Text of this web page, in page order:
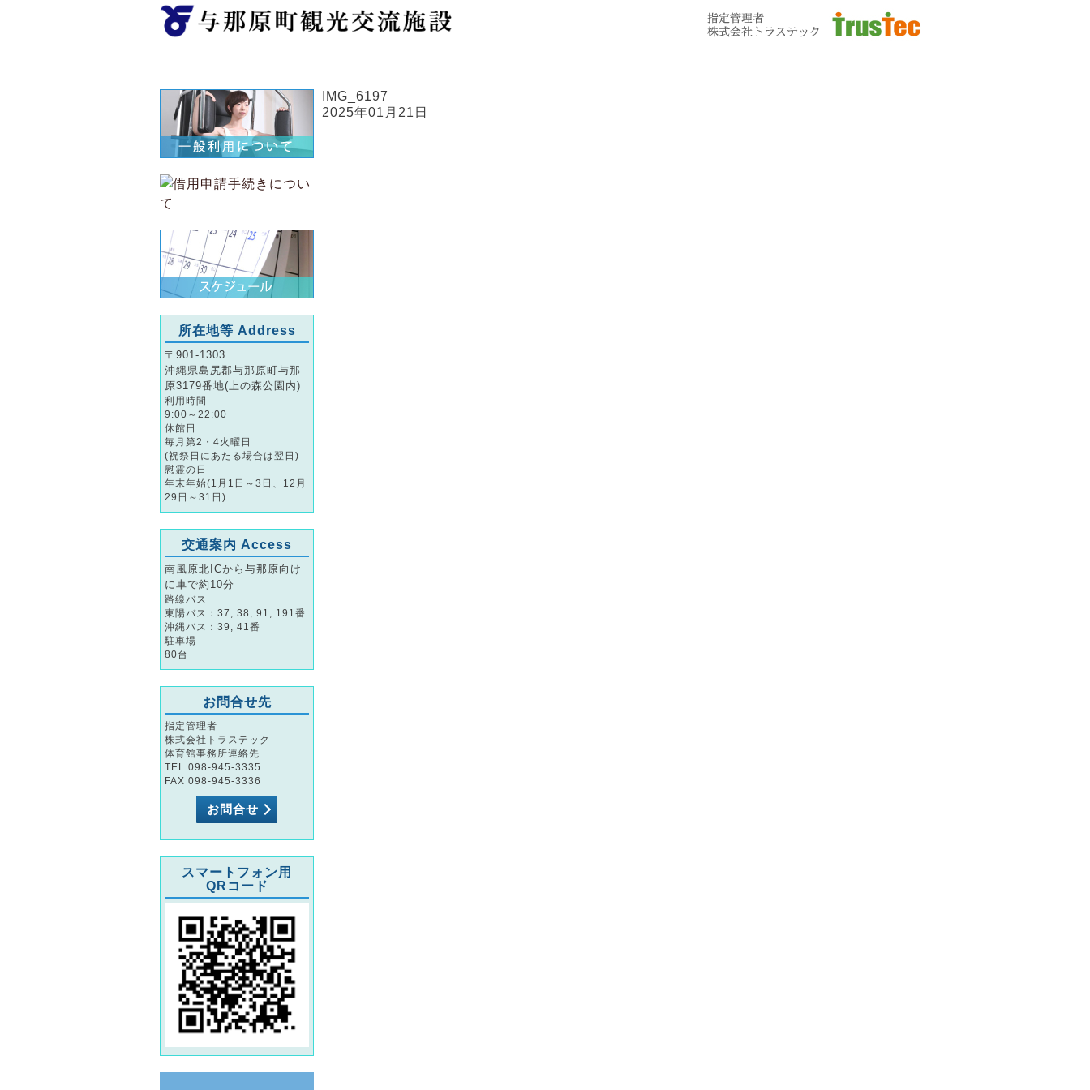
IMG_6197
2025年01月21日
所在地等 Address
〒901-1303
沖縄県島尻郡与那原町与那
原3179番地(上の森公園内)
利用時間
9:00～22:00
休館日
毎月第2・4火曜日
(祝祭日にあたる場合は翌日)
慰霊の日
年末年始(1月1日～3日、12月
29日～31日)
交通案内 Access
南風原北ICから与那原向け
に車で約10分
路線バス
東陽バス：37, 38, 91, 191番
沖縄バス：39, 41番
駐車場
80台
お問合せ先
指定管理者
株式会社トラステック
体育館事務所連絡先
TEL 098-945-3335
FAX 098-945-3336
お問合せ
スマートフォン用
QRコード